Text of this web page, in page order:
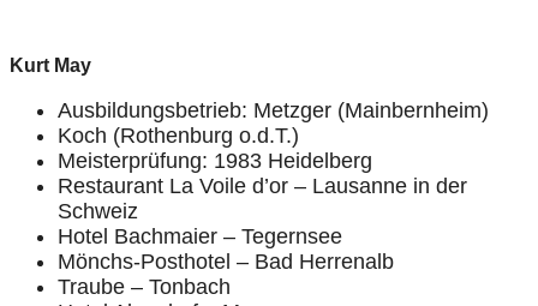
Kurt May
Ausbildungsbetrieb: Metzger (Mainbernheim)
Koch (Rothenburg o.d.T.)
Meisterprüfung: 1983 Heidelberg
Restaurant La Voile d’or – Lausanne in der
Schweiz
Hotel Bachmaier – Tegernsee
Mönchs-Posthotel – Bad Herrenalb
Traube – Tonbach